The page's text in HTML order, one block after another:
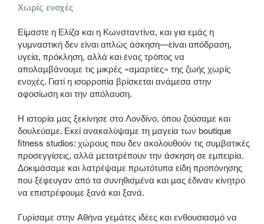
Χωρίς ενοχές
Είμαστε η Ελίζα και η Κωνσταντίνα, και για εμάς η
γυμναστική δεν είναι απλώς άσκηση—είναι απόδραση,
υγεία, πρόκληση, αλλά και ένας τρόπος να
απολαμβάνουμε τις μικρές «αμαρτίες» της ζωής χωρίς
ενοχές. Γιατί η ισορροπία βρίσκεται ανάμεσα στην
αφοσίωση και την απόλαυση.
Η ιστορία μας ξεκίνησε στο Λονδίνο, όπου ζούσαμε και
δουλεύαμε. Εκεί ανακαλύψαμε τη μαγεία των boutique
fitness studios: χώρους που δεν ακολουθούν τις συμβατικές
προσεγγίσεις, αλλά μετατρέπουν την άσκηση σε εμπειρία.
Δοκιμάσαμε και λατρέψαμε πρωτότυπα είδη προπόνησης
που ξέφευγαν από τα συνηθισμένα και μας έδιναν κίνητρο
να επιστρέφουμε ξανά και ξανά.
Γυρίσαμε στην Αθήνα γεμάτες ιδέες και ενθουσιασμό να